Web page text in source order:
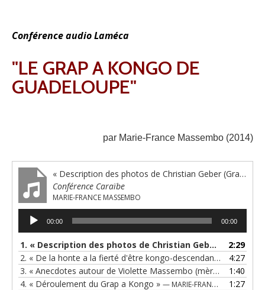
Conférence audio Laméca
"LE GRAP A KONGO DE
GUADELOUPE"
par Marie-France Massembo (2014)
« Description des photos de Christian Geber (Grap a Kongo, 1990) »
Conférence Caraïbe
MARIE-FRANCE MASSEMBO
Lecteur
audio
00:00 00:00
1. « Description des photos de Christian Geber (Grap a Kongo, 1990) »
2:29
2. « De la honte a la fierté d'être kongo-descendante » — MARIE-
4:27
3. « Anecdotes autour de Violette Massembo (mère de MF) »
1:40
4. « Déroulement du Grap a Kongo » — MARIE-FRANCE MASSEMBO
1:27